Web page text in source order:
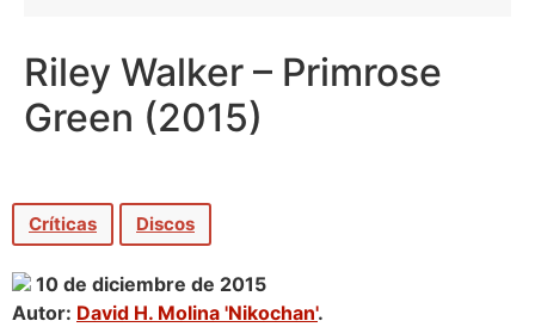
Riley Walker – Primrose
Green (2015)
Críticas Discos
10 de diciembre de 2015
Autor: David H. Molina 'Nikochan'.